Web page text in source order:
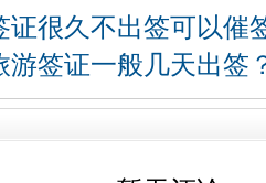
证很久不出签可以催
游签证一般几天出签